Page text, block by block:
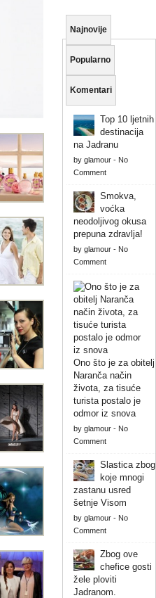
Najnovije
Popularno
Komentari
Top 10 ljetnih
destinacija
na Jadranu
by glamour- No
Comment
Smokva,
voćka
neodoljivog okusa
prepuna zdravlja!
by glamour- No
Comment
Ono što je za obitelj
Naranča način
života, za tisuće
turista postalo je
odmor iz snova
by glamour- No
Comment
Slastica zbog
koje mnogi
zastanu usred
šetnje Visom
by glamour- No
Comment
Zbog ove
chefice gosti
žele ploviti
Jadranom.